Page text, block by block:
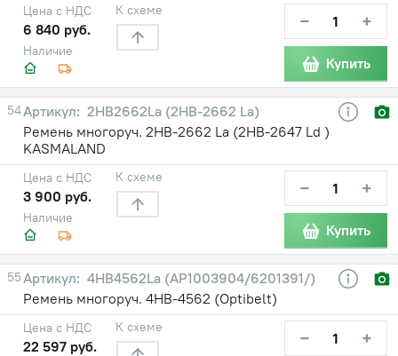
Наличие
Цена с НДС
6 840 руб.
К схеме − +
Купить
54
2HB2662La (2НВ-2662 La)
Ремень многоруч. 2НВ-2662 La (2НВ-2647 Ld )
KASMALAND
Наличие
Цена с НДС
3 900 руб.
К схеме − +
Купить
55
4HB4562La (AP1003904/6201391/)
Ремень многоруч. 4НВ-4562 (Optibelt)
Цена с НДС
22 597 руб.
К схеме − +